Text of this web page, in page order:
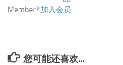
Member? 加入会员
您可能还喜欢...